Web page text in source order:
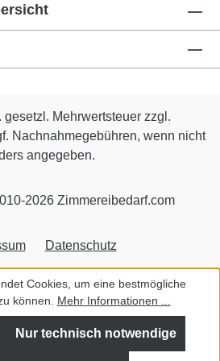
Mehrwertsteuer zzgl.
Nachnahmegebühren, wenn nicht
angegeben.
2026 Zimmereibedarf.com
Datenschutz
Cookies, um eine bestmögliche
können. Mehr Informationen ...
Nur technisch notwendige